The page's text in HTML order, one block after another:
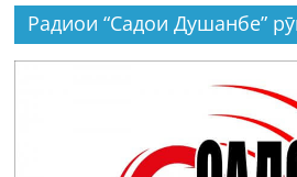
Радиои “Садои Душанбе”